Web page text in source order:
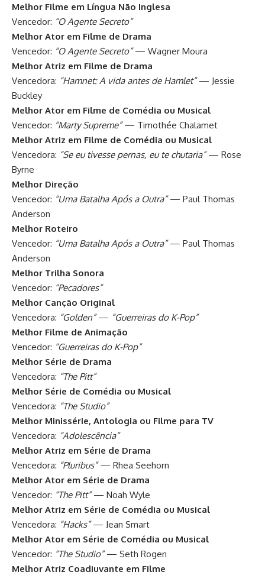
Melhor Filme em Língua Não Inglesa
Vencedor: “O Agente Secreto”
Melhor Ator em Filme de Drama
Vencedor: “O Agente Secreto”— Wagner Moura
Melhor Atriz em Filme de Drama
Vencedora: “Hamnet: A vida antes de Hamlet”— Jessie
Buckley
Melhor Ator em Filme de Comédia ou Musical
Vencedor: “Marty Supreme”— Timothée Chalamet
Melhor Atriz em Filme de Comédia ou Musical
Vencedora: “Se eu tivesse pernas, eu te chutaria”— Rose
Byrne
Melhor Direção
Vencedor: “Uma Batalha Após a Outra”— Paul Thomas
Anderson
Melhor Roteiro
Vencedor: “Uma Batalha Após a Outra”— Paul Thomas
Anderson
Melhor Trilha Sonora
Vencedor: “Pecadores”
Melhor Canção Original
Vencedora: “Golden”— “Guerreiras do K-Pop”
Melhor Filme de Animação
Vencedor: “Guerreiras do K-Pop”
Melhor Série de Drama
Vencedora: “The Pitt”
Melhor Série de Comédia ou Musical
Vencedora: “The Studio”
Melhor Minissérie, Antologia ou Filme para TV
Vencedora: “Adolescência”
Melhor Atriz em Série de Drama
Vencedora: “Pluribus”— Rhea Seehorn
Melhor Ator em Série de Drama
Vencedor: “The Pitt”— Noah Wyle
Melhor Atriz em Série de Comédia ou Musical
Vencedora: “Hacks”— Jean Smart
Melhor Ator em Série de Comédia ou Musical
Vencedor: “The Studio”— Seth Rogen
Melhor Atriz Coadjuvante em Filme